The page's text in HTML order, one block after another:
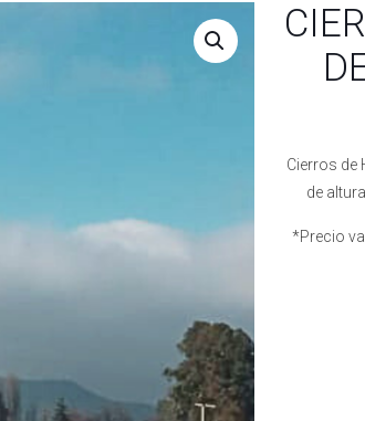
Cierros de
de
*Precio